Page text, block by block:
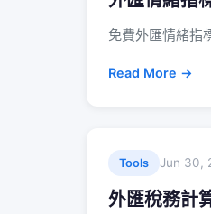
免費外匯情緒指
Read More →
Tools Jun 30,
外匯稅務計